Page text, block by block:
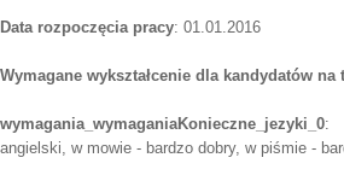
Data rozpoczęcia pracy: 01.01.2016
Wymagane wykształcenie dla kandydatów
wymagania_wymaganiaKonieczne_jezyki_0:
angielski, w mowie - bardzo dobry, w piśmie -